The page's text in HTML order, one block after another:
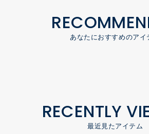
あなたにおすすめのアイ
RECENTLY
最近見たアイテム